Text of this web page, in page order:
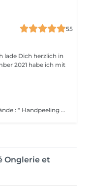
55
lade Dich herzlich in
2021 habe ich mit
Das Verwöhnungsprogramm für die Hände : * Handpeeling * Nägel kurzen und feilen und die Nagelhaut weg machen * Entspannung Massage
Onglerie et